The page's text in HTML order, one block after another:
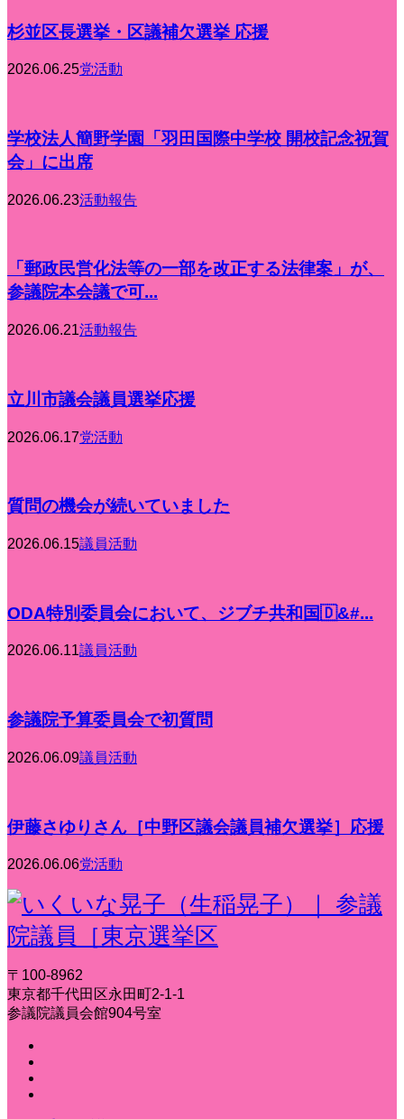
杉並区長選挙・区議補欠選挙 応援
2026.06.25党活動
学校法人簡野学園「羽田国際中学校 開校記念祝賀
会」に出席
2026.06.23活動報告
「郵政民営化法等の一部を改正する法律案」が、
参議院本会議で可...
2026.06.21活動報告
立川市議会議員選挙応援
2026.06.17党活動
質問の機会が続いていました
2026.06.15議員活動
ODA特別委員会において、ジブチ共和国🇩&#...
2026.06.11議員活動
参議院予算委員会で初質問
2026.06.09議員活動
伊藤さゆりさん［中野区議会議員補欠選挙］応援
2026.06.06党活動
〒100-8962
東京都千代田区永田町2-1-1
参議院議員会館904号室